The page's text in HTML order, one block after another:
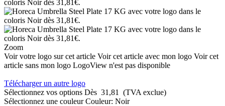
Zoom
Voir votre logo sur cet article Voir cet article avec mon logo Voir cet
article sans mon logo LogoView n'est pas disponible
Télécharger un autre logo
Sélectionnez vos options Dès 31,81
(TVA exclue)
Sélectionnez une couleur Couleur: Noir